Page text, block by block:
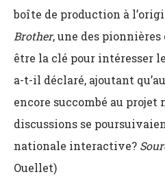
boîte de production à
Brother, une des
être la clé pour intéresser
a-t-il déclaré, ajoutant
encore succombé au projet
discussions se
nationale interactive?
Ouellet)